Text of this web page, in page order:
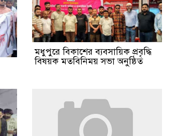
মধুপুরে বিকাশের ব্যবসায়িক প্রবৃদ্ধি
বিষয়ক মতবিনিময় সভা অনুষ্ঠিত